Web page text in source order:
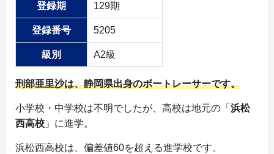
登録期 129期
登録番号 5205
級別 A2級
刑部亜里沙は、静岡県出身のボートレーサーです。
小学校・中学校は不明でしたが、高校は地元の「 浜松
西高校 」に進学。
浜松西高校は、偏差値60を超える進学校です。